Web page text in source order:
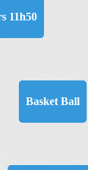
11h50
Basket Ball